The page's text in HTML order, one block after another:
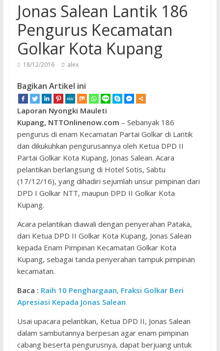
Jonas Salean Lantik 186
Pengurus Kecamatan
Golkar Kota Kupang
18/12/2016 alex
Bagikan Artikel ini
Laporan Nyongki Mauleti
Kupang, NTTOnlinenow.com – Sebanyak 186
pengurus di enam Kecamatan Partai Golkar di Lantik
dan dikukuhkan pengurusannya oleh Ketua DPD II
Partai Golkar Kota Kupang, Jonas Salean. Acara
pelantikan berlangsung di Hotel Sotis, Sabtu
(17/12/16), yang dihadiri sejumlah unsur pimpinan dari
DPD I Golkar NTT, maupun DPD II Golkar Kota
Kupang.
Acara pelantikan diawali dengan penyerahan Pataka,
dari Ketua DPD II Golkar Kota Kupang, Jonas Salean
kepada Enam Pimpinan Kecamatan Golkar Kota
Kupang, sebagai tanda penyerahan tampuk pimpinan
kecamatan.
Baca : Raih 10 Penghargaan, Fraksi Golkar Beri
Apresiasi Kepada Jonas Salean
Usai upacara pelantikan, Ketua DPD II, Jonas Salean
dalam sambutannya berpesan agar enam pimpinan
cabang beserta pengurusnya, dapat berjuang untuk